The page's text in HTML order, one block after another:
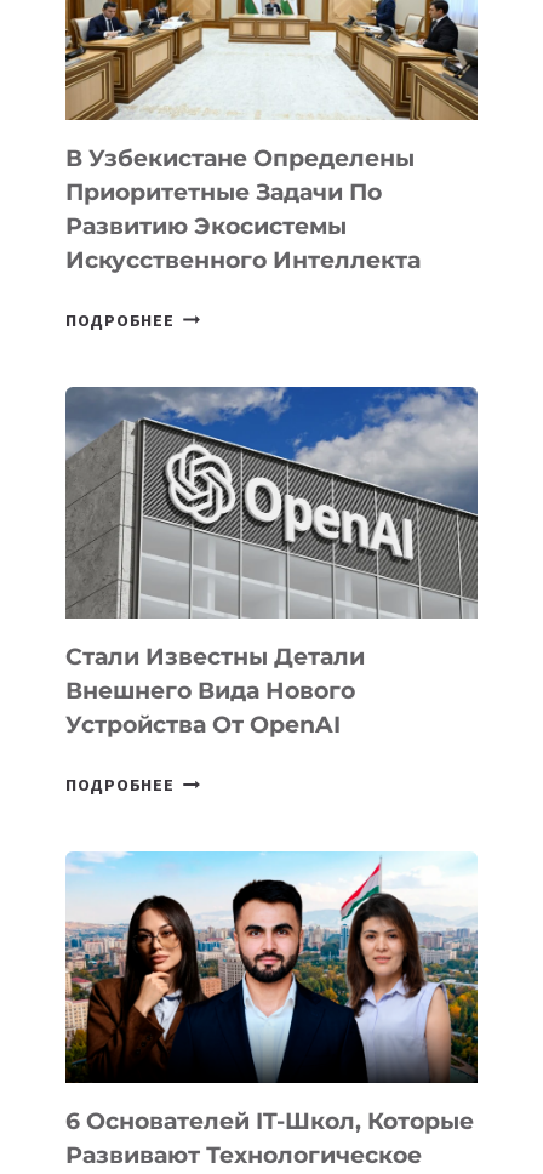
В Узбекистане Определены
Приоритетные Задачи По
Развитию Экосистемы
Искусственного Интеллекта
ПОДРОБНЕЕ В
ПРИОРИТЕТНЫЕ
ЗАДАЧИ
ПО
РАЗВИТИЮ
ЭКОСИСТЕМЫ
ИСКУССТВЕННОГО
ИНТЕЛЛЕКТА
Стали Известны Детали
Внешнего Вида Нового
Устройства От OpenAI
ПОДРОБНЕЕ СТАЛИ
ВНЕШНЕГО
ВИДА
НОВОГО
УСТРОЙСТВА
ОТ
OPENAI
6 Основателей IT-Школ, Которые
Развивают Технологическое